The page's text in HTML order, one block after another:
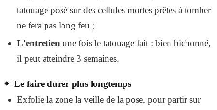
tatouage posé sur des cellules mortes prêtes à tomber
ne fera pas long feu ;
L'entretien une fois le tatouage fait : bien bichonné,
il peut atteindre 3 semaines.
Le faire durer plus longtemps
Exfolie la zone la veille de la pose, pour partir sur